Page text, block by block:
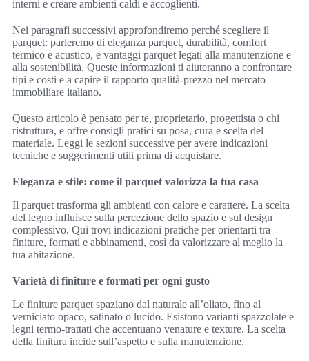
interni e creare ambienti caldi e accoglienti.
Nei paragrafi successivi approfondiremo perché scegliere il
parquet: parleremo di eleganza parquet, durabilità, comfort
termico e acustico, e vantaggi parquet legati alla manutenzione e
alla sostenibilità. Queste informazioni ti aiuteranno a confrontare
tipi e costi e a capire il rapporto qualità-prezzo nel mercato
immobiliare italiano.
Questo articolo è pensato per te, proprietario, progettista o chi
ristruttura, e offre consigli pratici su posa, cura e scelta del
materiale. Leggi le sezioni successive per avere indicazioni
tecniche e suggerimenti utili prima di acquistare.
Eleganza e stile: come il parquet valorizza la tua casa
Il parquet trasforma gli ambienti con calore e carattere. La scelta
del legno influisce sulla percezione dello spazio e sul design
complessivo. Qui trovi indicazioni pratiche per orientarti tra
finiture, formati e abbinamenti, così da valorizzare al meglio la
tua abitazione.
Varietà di finiture e formati per ogni gusto
Le finiture parquet spaziano dal naturale all’oliato, fino al
verniciato opaco, satinato o lucido. Esistono varianti spazzolate e
legni termo-trattati che accentuano venature e texture. La scelta
della finitura incide sull’aspetto e sulla manutenzione.